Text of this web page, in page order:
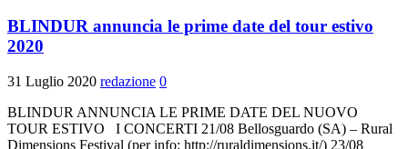
BLINDUR annuncia le prime date del tour estivo
2020
31 Luglio 2020 redazione 0
BLINDUR ANNUNCIA LE PRIME DATE DEL NUOVO
TOUR ESTIVO I CONCERTI 21/08 Bellosguardo (SA) – Rural
Dimensions Festival (per info: http://ruraldimensions.it/) 23/08